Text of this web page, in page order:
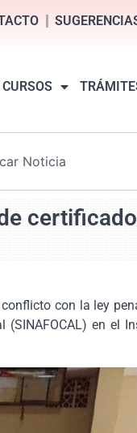
CURSOS
con la ley
en el